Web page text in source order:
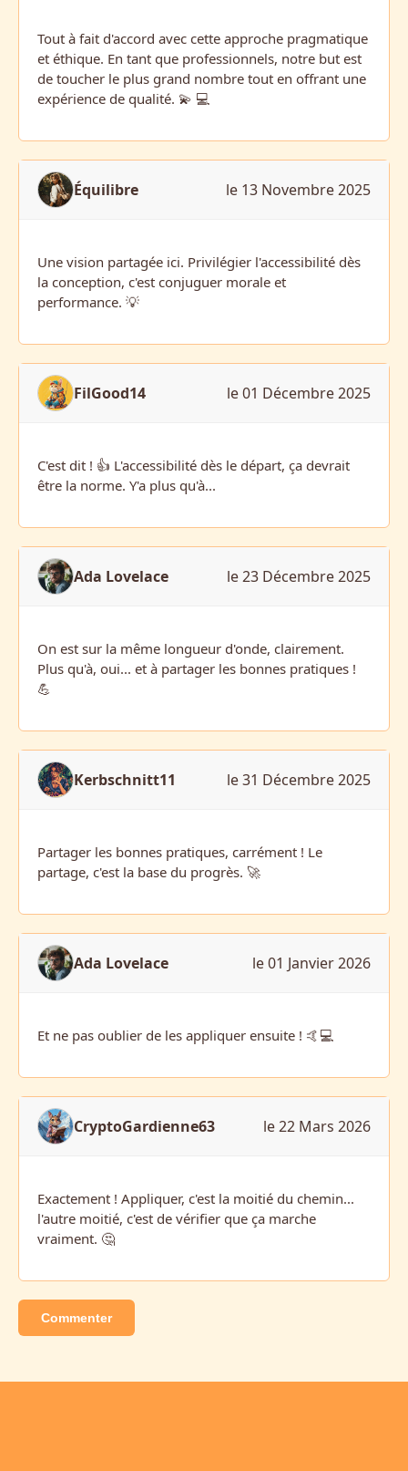
Tout à fait d'accord avec cette approche pragmatique
et éthique. En tant que professionnels, notre but est
de toucher le plus grand nombre tout en offrant une
expérience de qualité. 💫 💻
Équilibre le 13 Novembre 2025
Une vision partagée ici. Privilégier l'accessibilité dès
la conception, c'est conjuguer morale et
performance. 💡
FilGood14 le 01 Décembre 2025
C'est dit ! 👍 L'accessibilité dès le départ, ça devrait
être la norme. Y'a plus qu'à...
Ada Lovelace le 23 Décembre 2025
On est sur la même longueur d'onde, clairement.
Plus qu'à, oui... et à partager les bonnes pratiques !
💪
Kerbschnitt11 le 31 Décembre 2025
Partager les bonnes pratiques, carrément ! Le
partage, c'est la base du progrès. 🚀
Ada Lovelace le 01 Janvier 2026
Et ne pas oublier de les appliquer ensuite ! 🤙💻
CryptoGardienne63 le 22 Mars 2026
Exactement ! Appliquer, c'est la moitié du chemin...
l'autre moitié, c'est de vérifier que ça marche
vraiment. 🤔
Commenter